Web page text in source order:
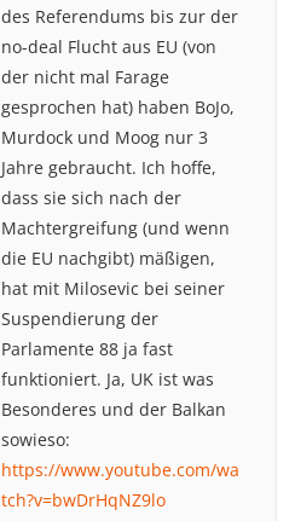
des Referendums bis zur der
no-deal Flucht aus EU (von
der nicht mal Farage
gesprochen hat) haben BoJo,
Murdock und Moog nur 3
Jahre gebraucht. Ich hoffe,
dass sie sich nach der
Machtergreifung (und wenn
die EU nachgibt) mäßigen,
hat mit Milosevic bei seiner
Suspendierung der
Parlamente 88 ja fast
funktioniert. Ja, UK ist was
Besonderes und der Balkan
sowieso:
https://www.youtube.com/wa
tch?v=bwDrHqNZ9lo